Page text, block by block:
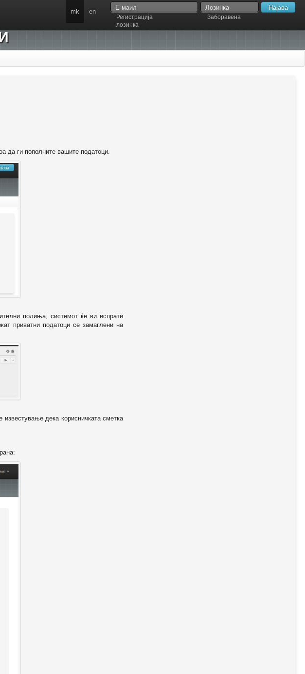
Регистрација
Заборавена
лозинка
mk en
да ги пополните вашите податоци.
полиња, системот ќе ви испрати
приватни податоци се замаглени на
известување дека корисничката сметка